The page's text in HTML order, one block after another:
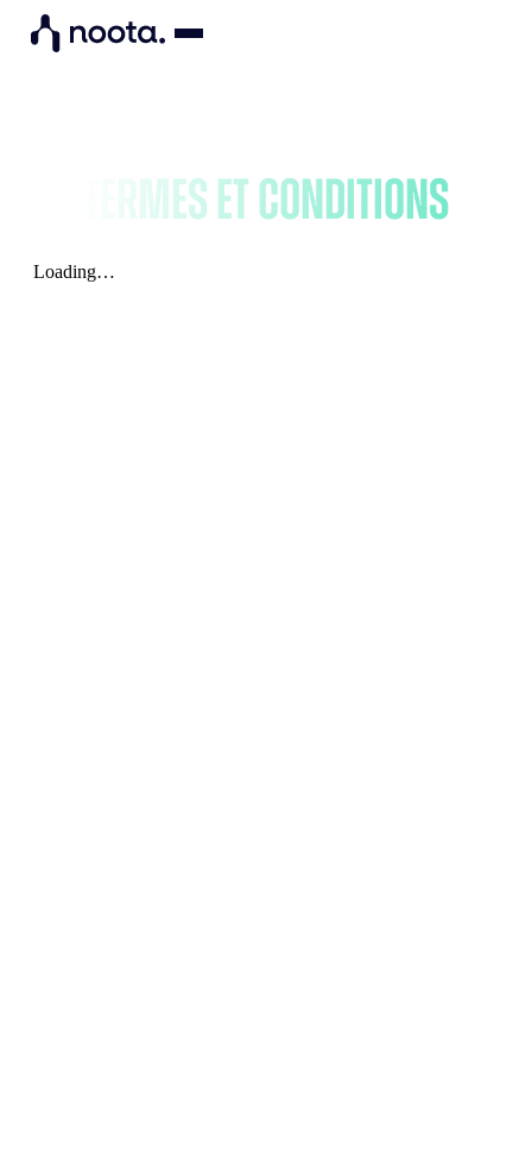
Termes et conditions